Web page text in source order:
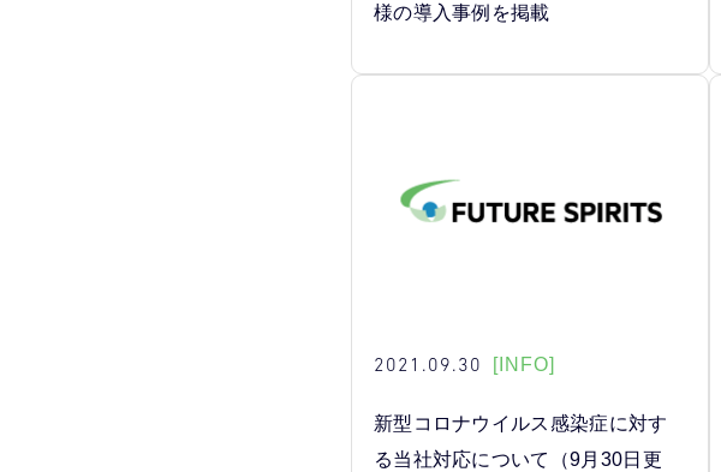
様の導入事例を掲載
2021.09.30 [INFO]
新型コロナウイルス感染症に対す
る当社対応について（9月30日更